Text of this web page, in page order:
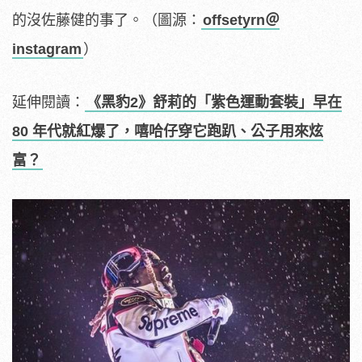
的沒佐藤健的事了。（圖源： offsetyrn＠
instagram ）
延伸閱讀：
《黑豹2》舒莉的「紫色運動套裝」早在
80 年代就紅爆了，嘻哈仔穿它跑趴、公子用來炫
富？